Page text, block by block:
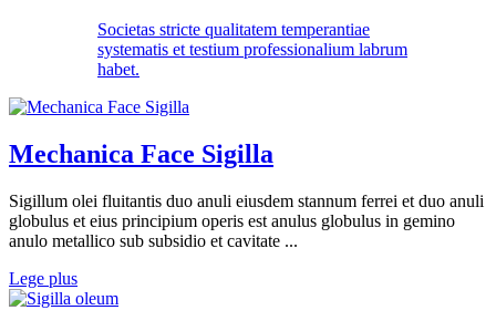
Societas stricte qualitatem temperantiae
systematis et testium professionalium labrum
habet.
Mechanica Face Sigilla
Sigillum olei fluitantis duo anuli eiusdem stannum ferrei et duo anuli
globulus et eius principium operis est anulus globulus in gemino
anulo metallico sub subsidio et cavitate ...
Lege plus